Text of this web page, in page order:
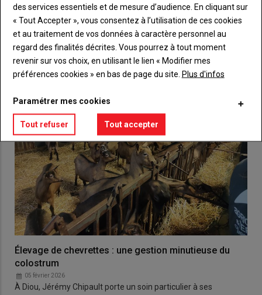
VOUS AIMEREZ AUSSI
Élevage de chevrettes : une gestion minutieuse du
colostrum
05 février 2026
À Diou, Jérémy Chipault porte un soin particulier à ses
des services essentiels et de mesure d’audience. En cliquant sur
« Tout Accepter », vous consentez à l’utilisation de ces cookies
et au traitement de vos données à caractère personnel au
regard des finalités décrites. Vous pourrez à tout moment
revenir sur vos choix, en utilisant le lien « Modifier mes
préférences cookies » en bas de page du site. Plus d'infos
Paramétrer mes cookies
Tout refuser Tout accepter